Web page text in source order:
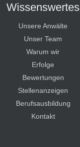
Wissenswertes
Unsere Anwälte
Unser Team
Warum wir
Erfolge
Bewertungen
Stellenanzeigen
Berufsausbildung
Kontakt